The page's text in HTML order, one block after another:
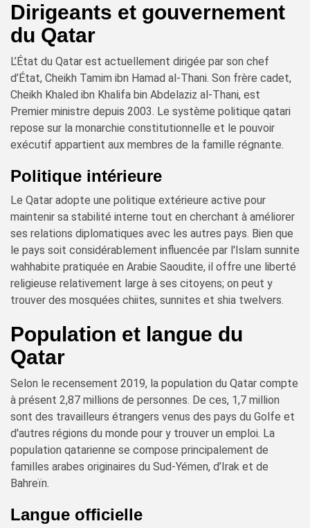
Dirigeants et gouvernement
du Qatar
L’État du Qatar est actuellement dirigée par son chef
d’État, Cheikh Tamim ibn Hamad al-Thani. Son frère cadet,
Cheikh Khaled ibn Khalifa bin Abdelaziz al-Thani, est
Premier ministre depuis 2003. Le système politique qatari
repose sur la monarchie constitutionnelle et le pouvoir
exécutif appartient aux membres de la famille régnante.
Politique intérieure
Le Qatar adopte une politique extérieure active pour
maintenir sa stabilité interne tout en cherchant à améliorer
ses relations diplomatiques avec les autres pays. Bien que
le pays soit considérablement influencée par l'Islam sunnite
wahhabite pratiquée en Arabie Saoudite, il offre une liberté
religieuse relativement large à ses citoyens; on peut y
trouver des mosquées chiites, sunnites et shia twelvers.
Population et langue du
Qatar
Selon le recensement 2019, la population du Qatar compte
à présent 2,87 millions de personnes. De ces, 1,7 million
sont des travailleurs étrangers venus des pays du Golfe et
d'autres régions du monde pour y trouver un emploi. La
population qatarienne se compose principalement de
familles arabes originaires du Sud-Yémen, d’Irak et de
Bahreïn.
Langue officielle